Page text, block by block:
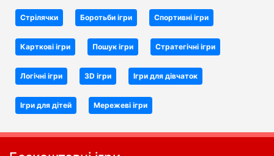
Стрілячки Боротьби iгри Спортивні ігри
Карткові ігри Пошук ігри Стратегічні ігри
Логічні ігри 3D ігри Ігри для дівчаток
Ігри для дітей Мережеві ігри